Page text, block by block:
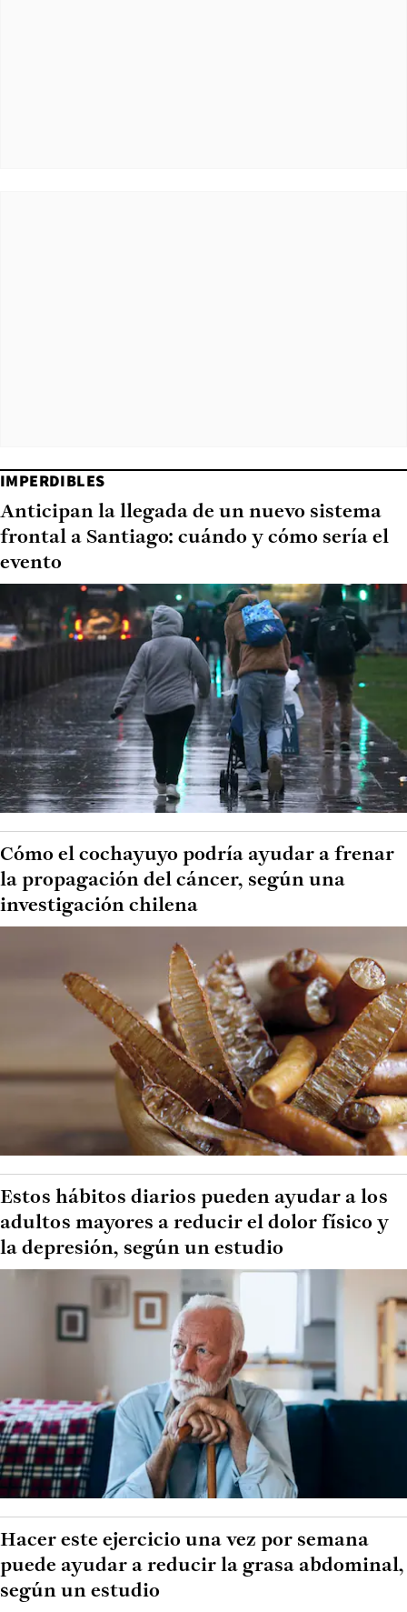
IMPERDIBLES
Anticipan la llegada de un nuevo sistema
frontal a Santiago: cuándo y cómo sería el
evento
Cómo el cochayuyo podría ayudar a frenar
la propagación del cáncer, según una
investigación chilena
Estos hábitos diarios pueden ayudar a los
adultos mayores a reducir el dolor físico y
la depresión, según un estudio
Hacer este ejercicio una vez por semana
puede ayudar a reducir la grasa abdominal,
según un estudio